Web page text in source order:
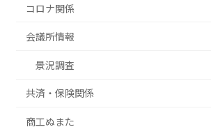
コロナ関係
会議所情報
景況調査
共済・保険関係
商工ぬまた